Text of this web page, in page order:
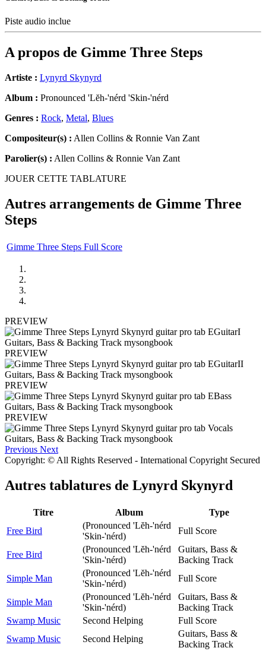
Piste audio inclue
A propos de Gimme Three Steps
Artiste : Lynyrd Skynyrd
Album : Pronounced 'Lĕh-'nérd 'Skin-'nérd
Genres : Rock, Metal, Blues
Compositeur(s) : Allen Collins & Ronnie Van Zant
Parolier(s) : Allen Collins & Ronnie Van Zant
JOUER CETTE TABLATURE
Autres arrangements de Gimme Three
Steps
Gimme Three Steps Full Score
PREVIEW
PREVIEW
PREVIEW
PREVIEW
Previous Next
Copyright: © All Rights Reserved - International Copyright Secured
Autres tablatures de Lynyrd Skynyrd
Titre Album
Type
Free Bird
(Pronounced 'Lĕh-'nérd
'Skin-'nérd)
Full Score
Free Bird
(Pronounced 'Lĕh-'nérd
'Skin-'nérd)
Guitars, Bass &
Backing Track
Simple Man
(Pronounced 'Lĕh-'nérd
'Skin-'nérd)
Full Score
Simple Man
(Pronounced 'Lĕh-'nérd
'Skin-'nérd)
Guitars, Bass &
Backing Track
Swamp Music
Second Helping
Full Score
Swamp Music
Second Helping
Guitars, Bass &
Backing Track